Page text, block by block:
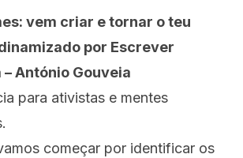
vem criar e tornar o teu
por Escrever
António Gouveia
para ativistas e mentes
começar por identificar os